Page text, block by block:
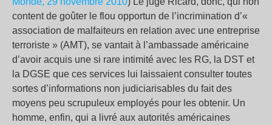
content de goûter le flou opportun de l’incrimination d’«
association de malfaiteurs en relation avec une entreprise
terroriste » (AMT), se vantait à l’ambassade américaine
d’avoir acquis une si rare intimité avec les RG, la DST et
la DGSE que ces services lui laissaient consulter toutes
sortes d’informations non judiciarisables du fait des
moyens peu scrupuleux employés pour les obtenir. Un
homme, enfin, qui a livré aux autorités américaines